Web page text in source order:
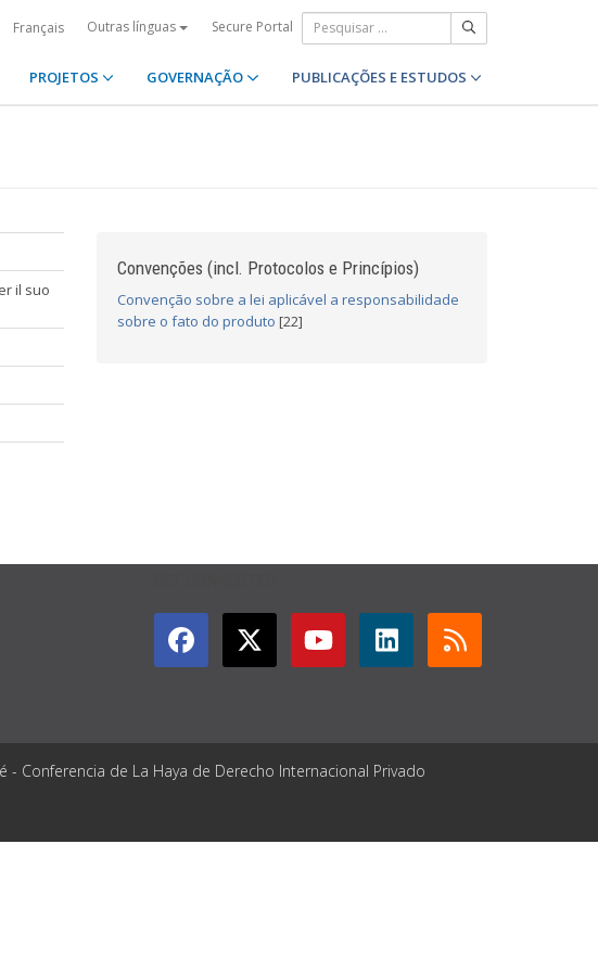
Français Outras línguas Secure Portal
PROJETOS GOVERNAÇÃO PUBLICAÇÕES E ESTUDOS
il suo
Convenções (incl. Protocolos e Princípios)
Convenção sobre a lei aplicável a responsabilidade
sobre o fato do produto [22]
Conferencia de La Haya de Derecho Internacional Privado